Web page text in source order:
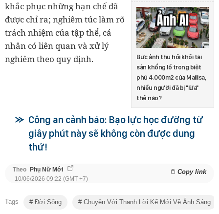
Bức ảnh thu hồi khối tài
sản khổng lồ trong biệt
phủ 4.000m2 của Mailisa,
nhiều người đã bị "lừa"
thế nào?
khắc phục những hạn chế đã
được chỉ ra; nghiêm túc làm rõ
trách nhiệm của tập thể, cá
nhân có liên quan và xử lý
nghiêm theo quy định.
Công an cảnh báo: Bạo lực học đường từ
giây phút này sẽ không còn được dung
thứ!
Theo Phụ Nữ Mới Copy link
10/06/2026 09:22 (GMT +7)
Tags Đời Sống Chuyện Với Thanh Lời Kể Mới Về Ánh Sáng